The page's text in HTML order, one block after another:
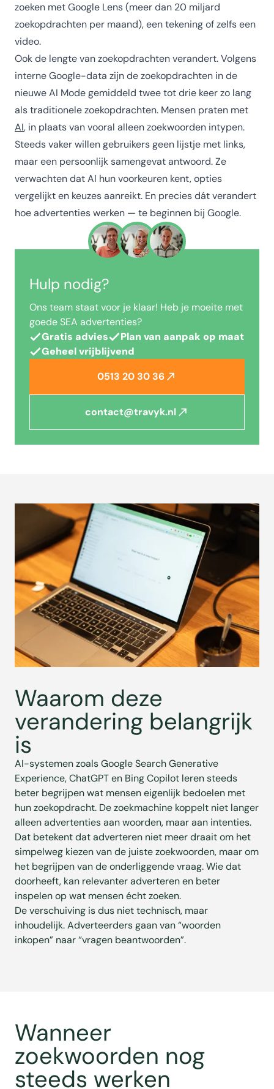
zoeken met Google Lens (meer dan 20 miljard
zoekopdrachten per maand), een tekening of zelfs een
video.
Ook de lengte van zoekopdrachten verandert. Volgens
interne Google-data zijn de zoekopdrachten in de
nieuwe AI Mode gemiddeld twee tot drie keer zo lang
als traditionele zoekopdrachten. Mensen praten met
AI, in plaats van vooral alleen zoekwoorden intypen.
Steeds vaker willen gebruikers geen lijstje met links,
maar een persoonlijk samengevat antwoord. Ze
verwachten dat AI hun voorkeuren kent, opties
vergelijkt en keuzes aanreikt. En precies dát verandert
hoe advertenties werken — te beginnen bij Google.
Hulp nodig?
Ons team staat voor je klaar! Heb je moeite met
goede SEA advertenties?
Gratis advies
Plan van aanpak op maat
Geheel vrijblijvend
0513 20 30 36
contact@travyk.nl
Waarom deze
verandering belangrijk
is
AI-systemen zoals Google Search Generative
Experience, ChatGPT en Bing Copilot leren steeds
beter begrijpen wat mensen eigenlijk bedoelen met
hun zoekopdracht. De zoekmachine koppelt niet langer
alleen advertenties aan woorden, maar aan intenties.
Dat betekent dat adverteren niet meer draait om het
simpelweg kiezen van de juiste zoekwoorden, maar om
het begrijpen van de onderliggende vraag. Wie dat
doorheeft, kan relevanter adverteren en beter
inspelen op wat mensen écht zoeken.
De verschuiving is dus niet technisch, maar
inhoudelijk. Adverteerders gaan van “woorden
inkopen” naar “vragen beantwoorden”.
Wanneer
zoekwoorden nog
steeds werken